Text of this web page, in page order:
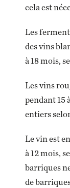
cela est
Les
des vins
à 18 mois,
Les vins
pendant 15
entiers
Le vin est
à 12 mois,
barriques
de